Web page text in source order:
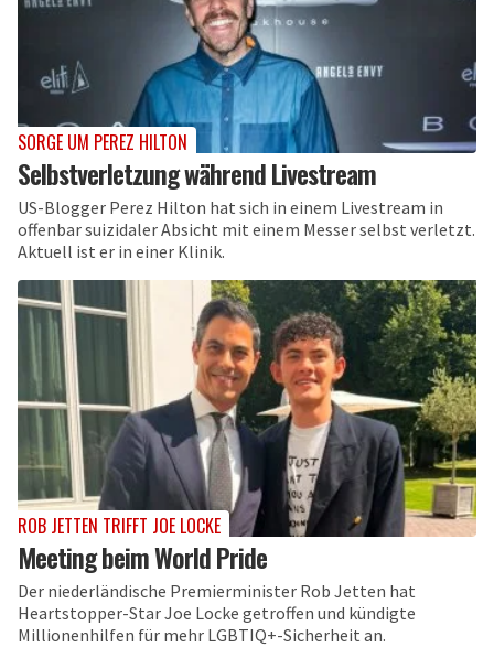
SORGE UM PEREZ HILTON
Selbstverletzung während Livestream
US-Blogger Perez Hilton hat sich in einem Livestream in
offenbar suizidaler Absicht mit einem Messer selbst verletzt.
Aktuell ist er in einer Klinik.
ROB JETTEN TRIFFT JOE LOCKE
Meeting beim World Pride
Der niederländische Premierminister Rob Jetten hat
Heartstopper-Star Joe Locke getroffen und kündigte
Millionenhilfen für mehr LGBTIQ+-Sicherheit an.